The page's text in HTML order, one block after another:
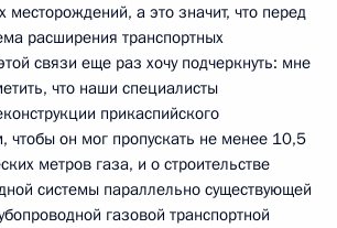
месторождений, а это значит, что перед
расширения транспортных
связи еще раз хочу подчеркнуть: мне
что наши специалисты
прикаспийского
чтобы он мог пропускать не менее 10,5
метров газа, и о строительстве
системы параллельно существующей
газовой транспортной